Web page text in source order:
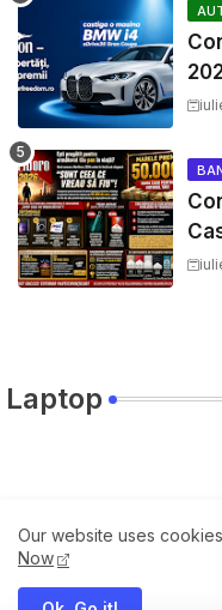
si
Laptop
Our website uses
Now